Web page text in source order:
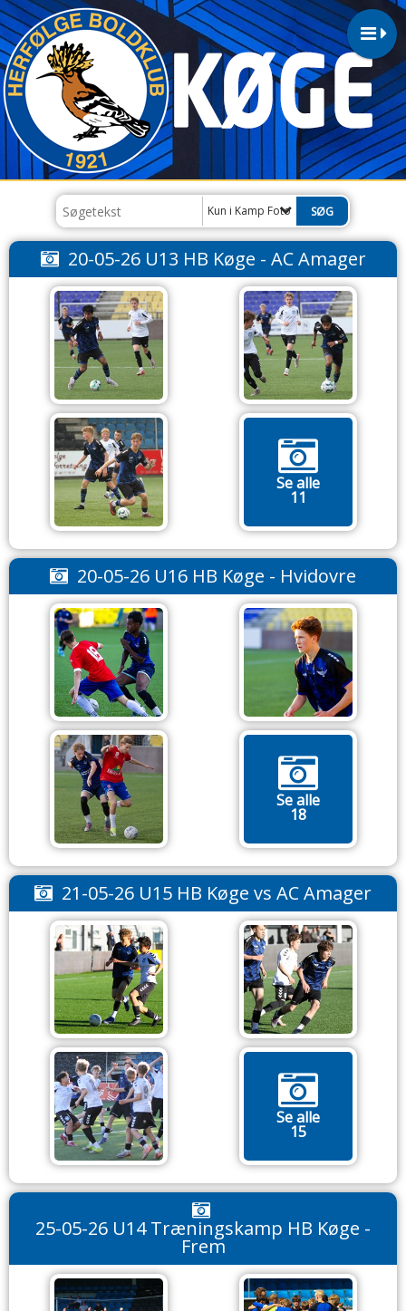
Kun i Kamp Foto
20-05-26 U13 HB Køge - AC Amager
Se alle
11
20-05-26 U16 HB Køge - Hvidovre
Se alle
18
21-05-26 U15 HB Køge vs AC Amager
Se alle
15
25-05-26 U14 Træningskamp HB Køge -
Frem